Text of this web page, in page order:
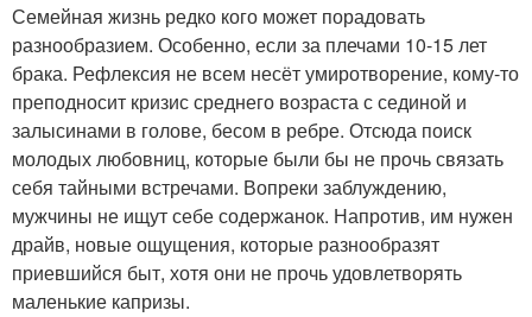
Семейная жизнь редко кого может порадовать
разнообразием. Особенно, если за плечами 10-15 лет
брака. Рефлексия не всем несёт умиротворение, кому-то
преподносит кризис среднего возраста с сединой и
залысинами в голове, бесом в ребре. Отсюда поиск
молодых любовниц, которые были бы не прочь связать
себя тайными встречами. Вопреки заблуждению,
мужчины не ищут себе содержанок. Напротив, им нужен
драйв, новые ощущения, которые разнообразят
приевшийся быт, хотя они не прочь удовлетворять
маленькие капризы.